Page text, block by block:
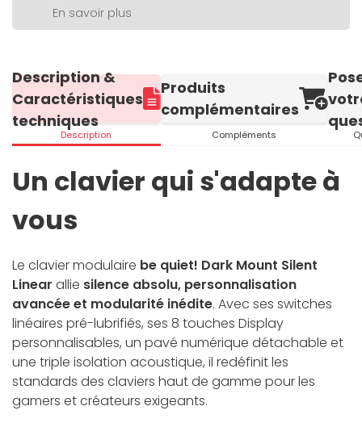
En savoir plus
Description &
Caractéristiques
techniques
Description
Produits
complémentaires
Compléments
Un clavier qui s'adapte à
vous
Le clavier modulaire be quiet! Dark Mount Silent
Linear allie silence absolu, personnalisation
avancée et modularité inédite. Avec ses switches
linéaires pré-lubrifiés, ses 8 touches Display
personnalisables, un pavé numérique détachable et
une triple isolation acoustique, il redéfinit les
standards des claviers haut de gamme pour les
gamers et créateurs exigeants.